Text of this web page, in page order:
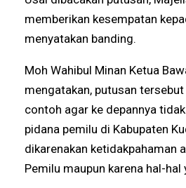
memberikan kesempatan
menyatakan banding.
Moh Wahibul Minan Ketua
mengatakan, putusan
contoh agar ke depannya
pidana pemilu di Kabupaten
dikarenakan ketidakpahaman
Pemilu maupun karena hal-hal